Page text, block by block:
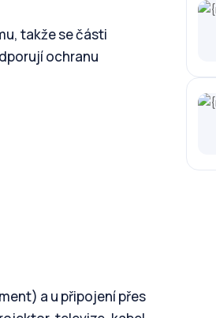
takže se části
ochranu
a u připojení přes